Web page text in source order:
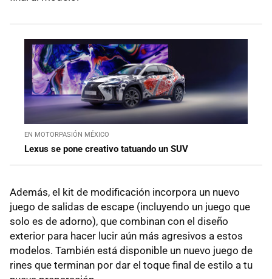
EN MOTORPASIÓN MÉXICO
Lexus se pone creativo tatuando un SUV
Además, el kit de modificación incorpora un nuevo
juego de salidas de escape (incluyendo un juego que
solo es de adorno), que combinan con el diseño
exterior para hacer lucir aún más agresivos a estos
modelos. También está disponible un nuevo juego de
rines que terminan por dar el toque final de estilo a tu